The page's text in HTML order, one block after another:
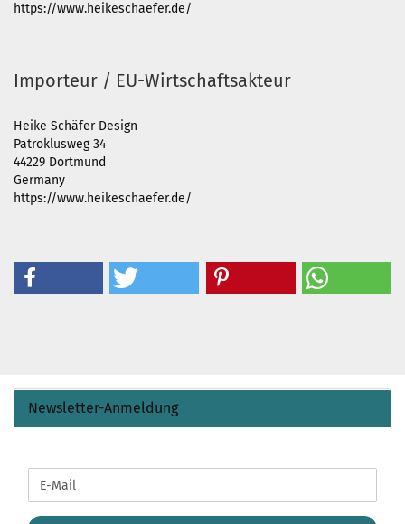
https://www.heikeschaefer.de/
Importeur / EU-Wirtschaftsakteur
Heike Schäfer Design
Patroklusweg 34
44229 Dortmund
Germany
https://www.heikeschaefer.de/
Newsletter-Anmeldung
ZUR
E-
Mail